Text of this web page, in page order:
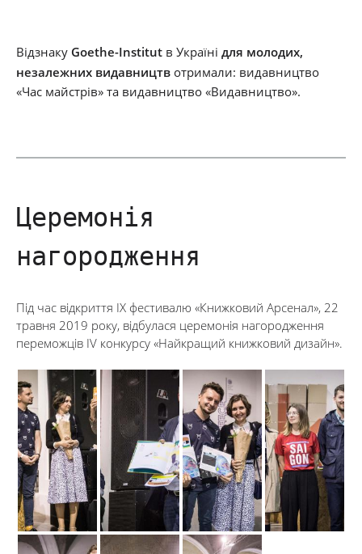
Відзнаку Goethe-Institut в Україні для молодих,
незалежних видавництв отримали: видавництво
«Час майстрів» та видавництво «Видавництво».
Церемонія
нагородження
Під час відкриття ІХ фестивалю «Книжковий Арсенал», 22
травня 2019 року, відбулася церемонія нагородження
переможців IV конкурсу «Найкращий книжковий дизайн».